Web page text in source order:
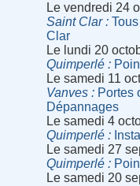
Le vendredi 24
Saint Clar
Clar
Le lundi 20
Quimperlé
Le samedi 11
Vanves
Portes
Dépannages
Le samedi 4
Quimperlé
Le samedi 27
Quimperlé
Le samedi 20